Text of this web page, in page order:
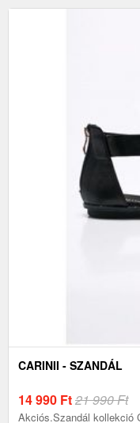
CARINII - SZANDÁL
14 990 Ft21 990 Ft
Akciós.Szandál kollekció